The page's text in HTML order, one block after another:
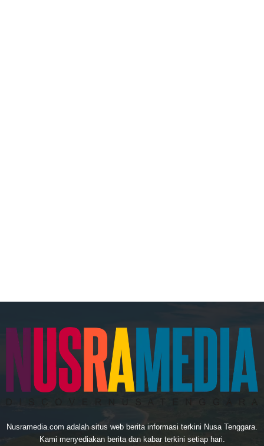
Nusramedia.com adalah situs web berita informasi terkini Nusa Tenggara.
Kami menyediakan berita dan kabar terkini setiap hari.